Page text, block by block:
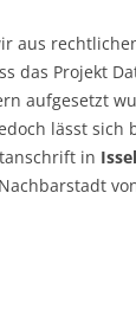
aus
das Projekt
aufgesetzt
lässt sich
in